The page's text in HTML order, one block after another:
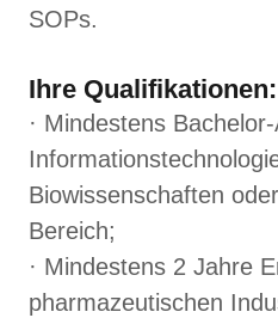
SOPs.
Ihre Qualifikationen:
· Mindestens
Biowissenschaften
Bereich;
· Mindestens 2 Jahre
pharmazeutischen